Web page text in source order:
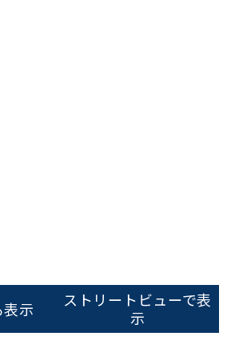
ムーズにご案内できます
0120-620-213
示
ストリートビューで表
示